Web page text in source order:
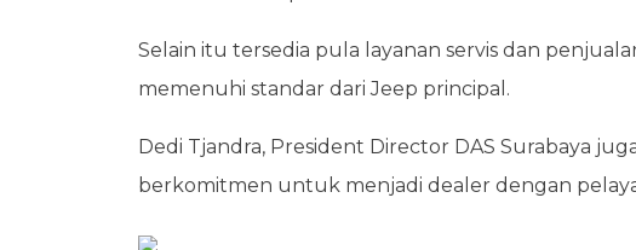
Selain itu tersedia pula layanan servis dan
memenuhi standar dari Jeep principal.
Dedi Tjandra, President Director DAS Surabaya
berkomitmen untuk menjadi dealer dengan